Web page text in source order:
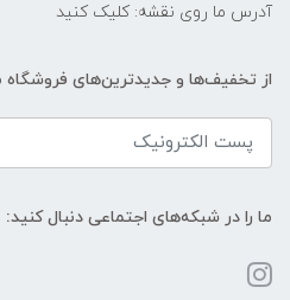
آدرس ما روی نقشه: کلیک کنید
از تخفیف‌ها و جدیدترین‌های فروشگاه
ما را در شبکه‌های اجتماعی دنبال کنید: